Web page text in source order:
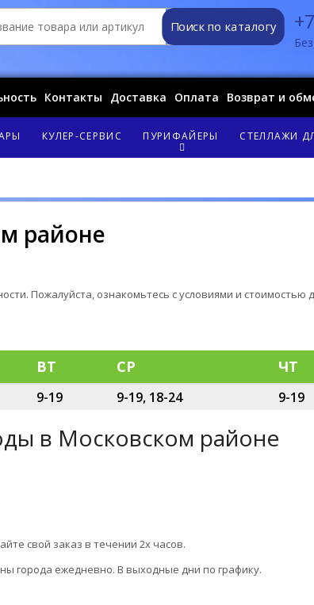
Поиск по каталогу
Контакты Доставка Оплата Возврат и
КУЛЕР-СЕРВИС ПУРИФАЙЕРЫ СТЕЛЛАЖИ
районе
Пожалуйста, ознакомьтесь с условиями и стоимостью
ВТ СР ЧТ
9-19 9-19, 18-24 9-19
в Московском районе
свой заказ в течении 2х часов.
города ежедневно. В выходные дни по графику.